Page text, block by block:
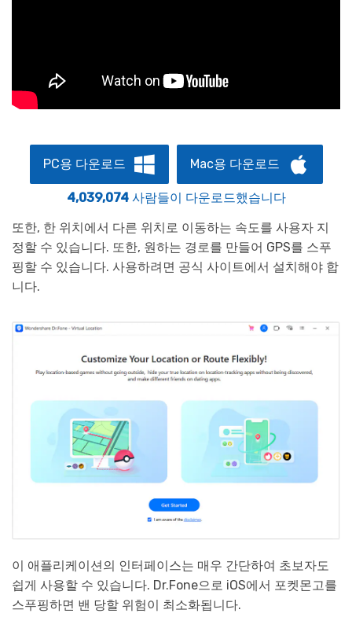
PC용 다운로드 Mac용 다운로드
4,039,074사람들이 다운로드했습니다
또한, 한 위치에서 다른 위치로 이동하는 속도를 사용자 지
정할 수 있습니다. 또한, 원하는 경로를 만들어 GPS를 스푸
핑할 수 있습니다. 사용하려면 공식 사이트에서 설치해야 합
니다.
이 애플리케이션의 인터페이스는 매우 간단하여 초보자도
쉽게 사용할 수 있습니다. Dr.Fone으로 iOS에서 포켓몬고를
스푸핑하면 밴 당할 위험이 최소화됩니다.